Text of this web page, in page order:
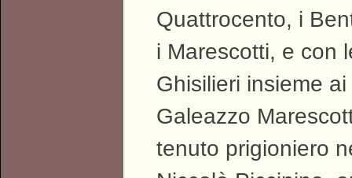
Quattrocento, i
i Marescotti, e con
Ghisilieri insieme
Galeazzo
tenuto prigioniero